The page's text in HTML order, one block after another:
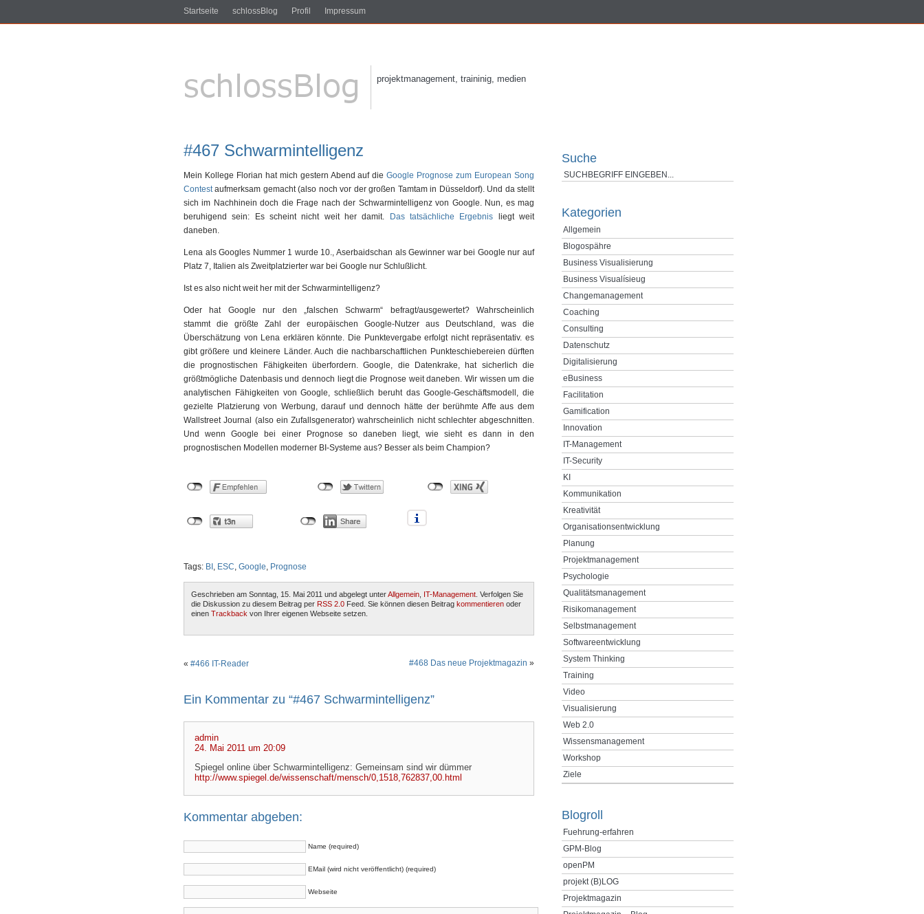
Startseite schlossBlog Profil Impressum
projektmanagement, traininig, medien
#467 Schwarmintelligenz
Mein Kollege Florian hat mich gestern Abend auf dieGoogle Prognose zum European Song
Contestaufmerksam gemacht (also noch vor der großen Tamtam in Düsseldorf). Und da stellt
sich im Nachhinein doch die Frage nach der Schwarmintelligenz von Google. Nun, es mag
beruhigend sein: Es scheint nicht weit her damit.
Das tatsächliche Ergebnis liegt weit
daneben.
Lena als Googles Nummer 1 wurde 10., Aserbaidschan als Gewinner war bei Google nur auf
Platz 7, Italien als Zweitplatzierter war bei Google nur Schlußlicht.
Ist es also nicht weit her mit der Schwarmintelligenz?
Oder hat Google nur den „falschen Schwarm“ befragt/ausgewertet? Wahrscheinlich
stammt die größte Zahl der europäischen Google-Nutzer aus Deutschland, was die
Überschätzung von Lena erklären könnte. Die Punktevergabe erfolgt nicht repräsentativ. es
gibt größere und kleinere Länder. Auch die nachbarschaftlichen Punkteschiebereien dürften
die prognostischen Fähigkeiten überfordern. Google, die Datenkrake, hat sicherlich die
größtmögliche Datenbasis und dennoch liegt die Prognose weit daneben. Wir wissen um die
analytischen Fähigkeiten von Google, schließlich beruht das Google-Geschäftsmodell, die
gezielte Platzierung von Werbung, darauf und dennoch hätte der berühmte Affe aus dem
Wallstreet Journal (also ein Zufallsgenerator) wahrscheinlich nicht schlechter abgeschnitten.
Und wenn Google bei einer Prognose so daneben liegt, wie sieht es dann in den
prognostischen Modellen moderner BI-Systeme aus? Besser als beim Champion?
Tags: BI , ESC, Google, Prognose
Geschrieben am Sonntag, 15. Mai 2011 und abgelegt unterAllgemein IT-Management . Verfolgen Sie
die Diskussion zu diesem Beitrag per RSS 2.0 Feed. Sie können diesen Beitrag kommentieren oder
einen Trackback von Ihrer eigenen Webseite setzen.
« #466 IT-Reader #468 Das neue Projektmagazin »
Ein Kommentar zu “#467 Schwarmintelligenz”
admin
24. Mai 2011 um 20:09
Spiegel online über Schwarmintelligenz: Gemeinsam sind wir dümmer
http://www.spiegel.de/wissenschaft/mensch/0,1518,762837,00.html
Kommentar abgeben:
Name (required)
EMail (wird nicht veröffentlicht) (required)
Webseite
Suche
Kategorien
Allgemein
Blogospähre
Business Visualisierung
Business Visualísieug
Changemanagement
Coaching
Consulting
Datenschutz
Digitalisierung
eBusiness
Facilitation
Gamification
Innovation
IT-Management
IT-Security
KI
Kommunikation
Kreativität
Organisationsentwicklung
Planung
Projektmanagement
Psychologie
Qualitätsmanagement
Risikomanagement
Selbstmanagement
Softwareentwicklung
System Thinking
Training
Video
Visualisierung
Web 2.0
Wissensmanagement
Workshop
Ziele
Blogroll
Fuehrung-erfahren
GPM-Blog
openPM
projekt (B)LOG
Projektmagazin